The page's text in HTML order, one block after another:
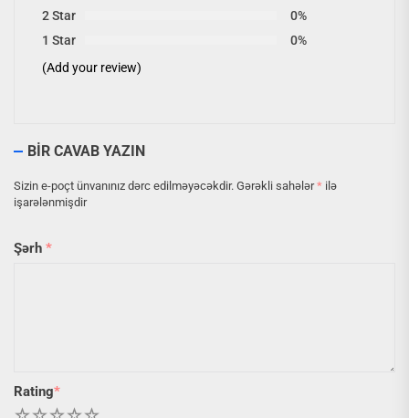
2 Star
0%
1 Star
0%
(Add your review)
BIR CAVAB YAZIN
Sizin e-poçt ünvanınız dərc edilməyəcəkdir. Gərəkli sahələr* ilə
işarələnmişdir
Şərh *
Rating*